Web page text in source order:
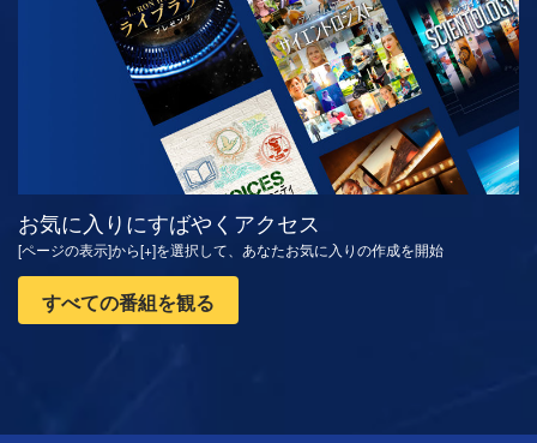
お気に入りにすばやくアクセス
[ページの表示]から[+]を選択して、あなたお気に入りの作成を開始
すべての番組を観る